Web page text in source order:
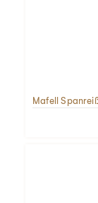
Mafell